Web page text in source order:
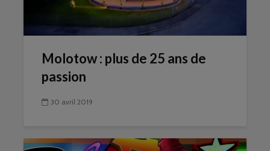
Molotow : plus de 25 ans de
passion
30 avril 2019